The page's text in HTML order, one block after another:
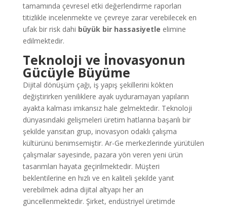
tamamında çevresel etki değerlendirme raporları
titizlikle incelenmekte ve çevreye zarar verebilecek en
ufak bir risk dahi büyük bir hassasiyetle elimine
edilmektedir.
Teknoloji ve İnovasyonun
Gücüyle Büyüme
Dijital dönüşüm çağı, iş yapış şekillerini kökten
değiştirirken yeniliklere ayak uyduramayan yapıların
ayakta kalması imkansız hale gelmektedir. Teknoloji
dünyasındaki gelişmeleri üretim hatlarına başarılı bir
şekilde yansıtan grup, inovasyon odaklı çalışma
kültürünü benimsemiştir. Ar-Ge merkezlerinde yürütülen
çalışmalar sayesinde, pazara yön veren yeni ürün
tasarımları hayata geçirilmektedir. Müşteri
beklentilerine en hızlı ve en kaliteli şekilde yanıt
verebilmek adına dijital altyapı her an
güncellenmektedir. Şirket, endüstriyel üretimde